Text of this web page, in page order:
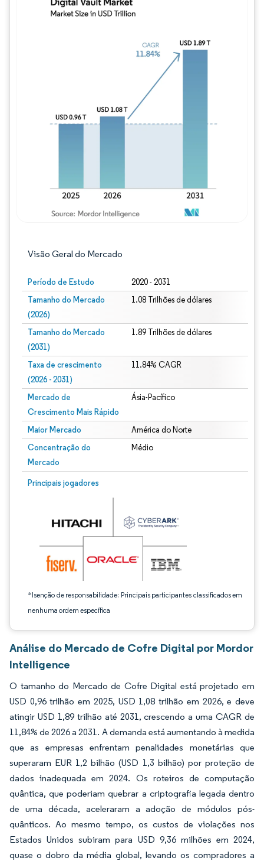
Visão Geral do Mercado
Período de Estudo 2020 - 2031
Tamanho do Mercado
(2026)
1.08 Trilhões de dólares
Tamanho do Mercado
(2031)
1.89 Trilhões de dólares
Taxa de crescimento
(2026 - 2031)
11.84% CAGR
Mercado de
Crescimento Mais Rápido
Ásia-Pacífico
Maior Mercado América do Norte
Concentração do
Mercado
Médio
Principais jogadores
*Isenção de responsabilidade: Principais participantes classificados em
nenhuma ordem específica
Imagem © Mordor Intelligence. O reuso requer atribuição conforme CC BY 4.0.
Imagem © Mordor Intelligence. O reuso
Análise do Mercado de Cofre Digital por Mordor
Intelligence
O tamanho do Mercado de Cofre Digital está projetado em
USD 0,96 trilhão em 2025, USD 1,08 trilhão em 2026, e deve
atingir USD 1,89 trilhão até 2031, crescendo a uma CAGR de
11,84% de 2026 a 2031. A demanda está aumentando à medida
que as empresas enfrentam penalidades monetárias que
superaram EUR 1,2 bilhão (USD 1,3 bilhão) por proteção de
dados inadequada em 2024. Os roteiros de computação
quântica, que poderiam quebrar a criptografia legada dentro
de uma década, aceleraram a adoção de módulos pós-
quânticos. Ao mesmo tempo, os custos de violações nos
Estados Unidos subiram para USD 9,36 milhões em 2024,
quase o dobro da média global, levando os compradores a